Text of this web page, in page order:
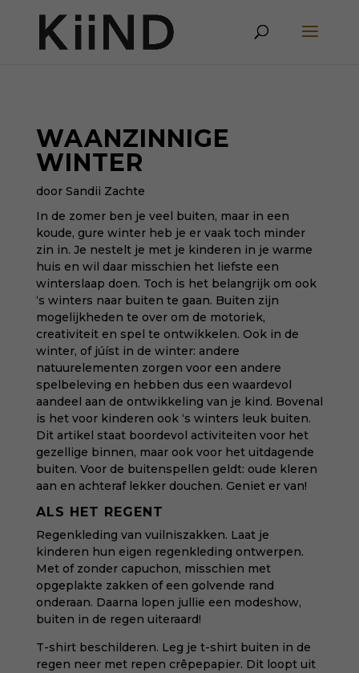
WAANZINNIGE
WINTER
door Sandii Zachte
In de zomer ben je veel buiten, maar in een
koude, gure winter heb je er vaak toch minder
zin in. Je nestelt je met je kinderen in je warme
huis en wil daar misschien het liefste een
winterslaap doen. Toch is het belangrijk om ook
‘s winters naar buiten te gaan. Buiten zijn
mogelijkheden te over om de motoriek,
creativiteit en spel te ontwikkelen. Ook in de
winter, of júíst in de winter: andere
natuurelementen zorgen voor een andere
spelbeleving en hebben dus een waardevol
aandeel aan de ontwikkeling van je kind. Bovenal
is het voor kinderen ook ‘s winters leuk buiten.
Dit artikel staat boordevol activiteiten voor het
gezellige binnen, maar ook voor het uitdagende
buiten. Voor de buitenspellen geldt: oude kleren
aan en achteraf lekker douchen. Geniet er van!
ALS HET REGENT
Regenkleding van vuilniszakken. Laat je
kinderen hun eigen regenkleding ontwerpen.
Met of zonder capuchon, misschien met
opgeplakte zakken of een golvende rand
onderaan. Daarna lopen jullie een modeshow,
buiten in de regen uiteraard!
T-shirt beschilderen. Leg je t-shirt buiten in de
regen neer met repen crêpepapier. Dit loopt uit